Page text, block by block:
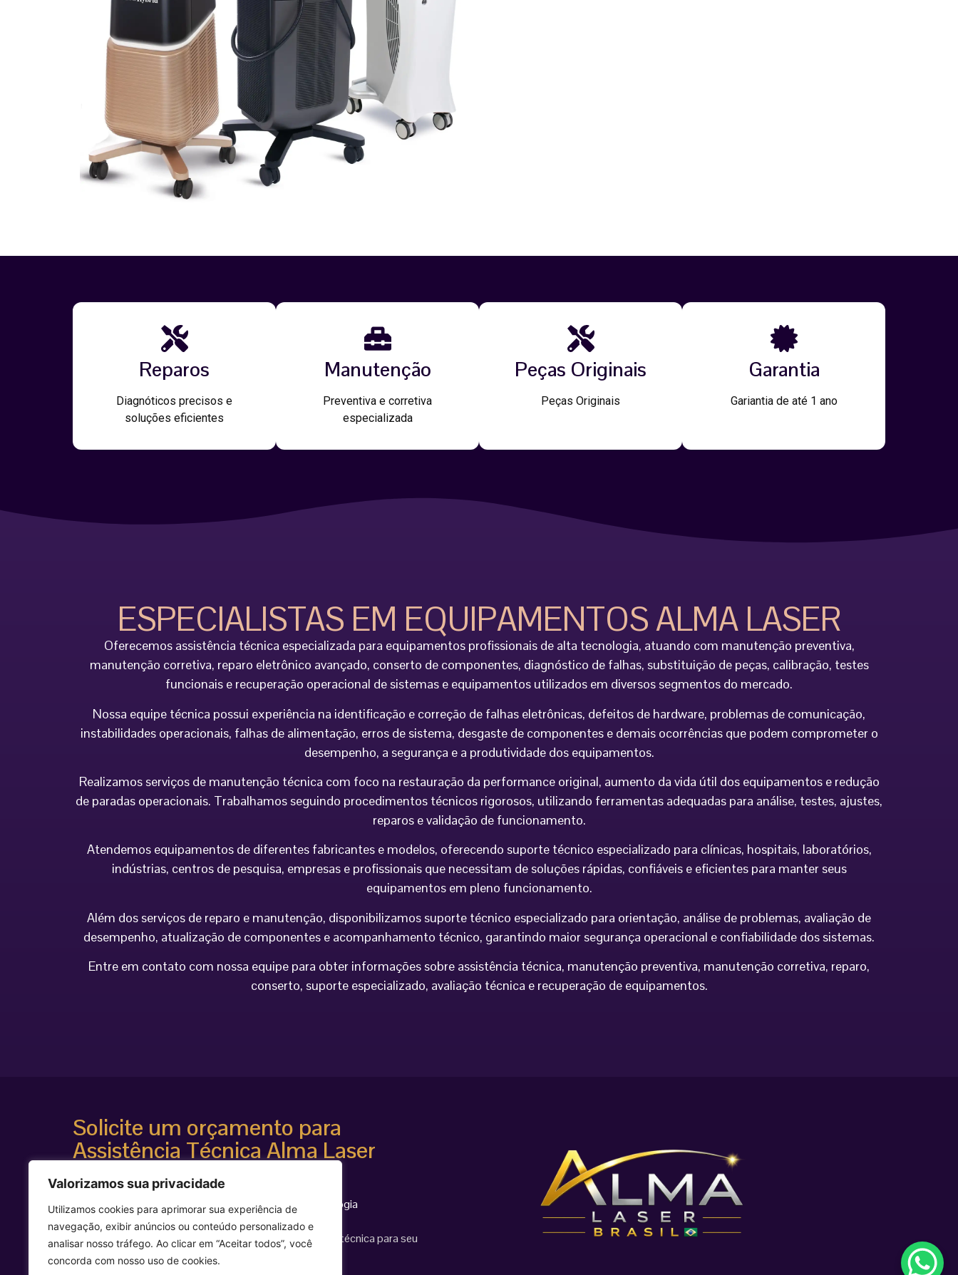
Valorizamos sua privacidade
Utilizamos cookies para aprimorar sua experiência de
navegação, exibir anúncios ou conteúdo personalizado e
analisar nosso tráfego. Ao clicar em “Aceitar todos”, você
concorda com nosso uso de cookies.
Reparos
Diagnóticos precisos e
soluções eficientes
Manutenção
Preventiva e corretiva
especializada
Peças Originais
Peças Originais
Garantia
Gariantia de até 1 ano
ESPECIALISTAS EM EQUIPAMENTOS ALMA LASER
Oferecemos assistência técnica especializada para equipamentos profissionais de alta tecnologia, atuando com manutenção preventiva,
manutenção corretiva, reparo eletrônico avançado, conserto de componentes, diagnóstico de falhas, substituição de peças, calibração, testes
funcionais e recuperação operacional de sistemas e equipamentos utilizados em diversos segmentos do mercado.
Nossa equipe técnica possui experiência na identificação e correção de falhas eletrônicas, defeitos de hardware, problemas de comunicação,
instabilidades operacionais, falhas de alimentação, erros de sistema, desgaste de componentes e demais ocorrências que podem comprometer o
desempenho, a segurança e a produtividade dos equipamentos.
Realizamos serviços de manutenção técnica com foco na restauração da performance original, aumento da vida útil dos equipamentos e redução
de paradas operacionais. Trabalhamos seguindo procedimentos técnicos rigorosos, utilizando ferramentas adequadas para análise, testes, ajustes,
reparos e validação de funcionamento.
Atendemos equipamentos de diferentes fabricantes e modelos, oferecendo suporte técnico especializado para clínicas, hospitais, laboratórios,
indústrias, centros de pesquisa, empresas e profissionais que necessitam de soluções rápidas, confiáveis e eficientes para manter seus
equipamentos em pleno funcionamento.
Além dos serviços de reparo e manutenção, disponibilizamos suporte técnico especializado para orientação, análise de problemas, avaliação de
desempenho, atualização de componentes e acompanhamento técnico, garantindo maior segurança operacional e confiabilidade dos sistemas.
Entre em contato com nossa equipe para obter informações sobre assistência técnica, manutenção preventiva, manutenção corretiva, reparo,
conserto, suporte especializado, avaliação técnica e recuperação de equipamentos.
Solicite um orçamento para
Assistência Técnica Alma Laser
Diagnóstico técnico avançado
Suporte para equipamentos estéticos de alta tecnologia
Agilidade e segurança técnica
Entre em contato agora mesmo e solicite uma avaliação técnica para seu
equipamento Alma Laser.